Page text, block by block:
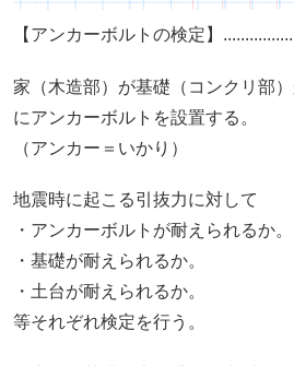
【アンカーボルトの検定】................
家（木造部）が基礎（コンクリ部
にアンカーボルトを設置する。
（アンカー＝いかり）
地震時に起こる引抜力に対して
・アンカーボルトが耐えられるか。
・基礎が耐えられるか。
・土台が耐えられるか。
等それぞれ検定を行う。